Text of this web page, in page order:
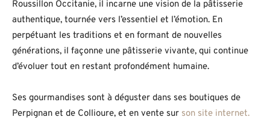
Roussillon Occitanie, il incarne une vision de la pâtisserie
authentique, tournée vers l’essentiel et l’émotion. En
perpétuant les traditions et en formant de nouvelles
générations, il façonne une pâtisserie vivante, qui continue
d’évoluer tout en restant profondément humaine.
Ses gourmandises sont à déguster dans ses boutiques de
Perpignan et de Collioure, et en vente sur son site internet.